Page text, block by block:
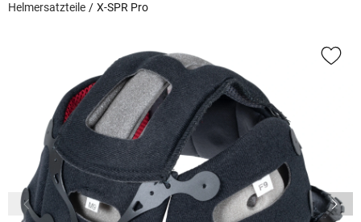
Helmersatzteile
X-SPR Pro